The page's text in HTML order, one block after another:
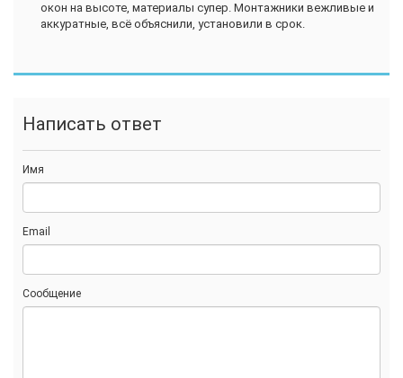
окон на высоте, материалы супер. Монтажники вежливые и
аккуратные, всё объяснили, установили в срок.
Написать ответ
Имя
Email
Сообщение